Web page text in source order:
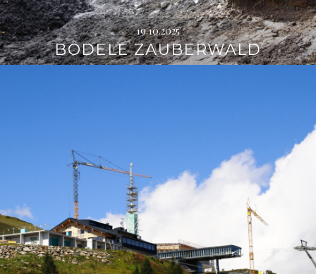
19.10.2025
BÖDELE ZAUBERWALD